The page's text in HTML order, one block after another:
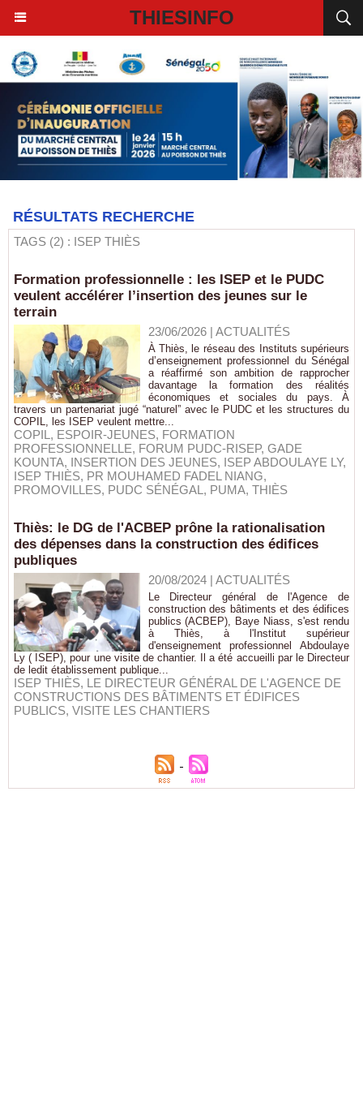
THIESINFO
RÉSULTATS RECHERCHE
TAGS (2) : ISEP THIÈS
Formation professionnelle : les ISEP et le PUDC
veulent accélérer l’insertion des jeunes sur le
terrain
23/06/2026| ACTUALITÉS
À Thiès, le réseau des Instituts supérieurs
d’enseignement professionnel du Sénégal
a réaffirmé son ambition de rapprocher
davantage la formation des réalités
économiques et sociales du pays. À
travers un partenariat jugé “naturel” avec le PUDC et les structures du
COPIL, les ISEP veulent mettre...
COPIL , ESPOIR-JEUNES, FORMATION
PROFESSIONNELLE, FORUM PUDC-RISEP, GADE
KOUNTA, INSERTION DES JEUNES, ISEP ABDOULAYE LY,
ISEP THIÈS, PR MOUHAMED FADEL NIANG,
PROMOVILLES, PUDC SÉNÉGAL , PUMA, THIÈS
Thiès: le DG de l'ACBEP prône la rationalisation
des dépenses dans la construction des édifices
publiques
20/08/2024| ACTUALITÉS
Le Directeur général de l'Agence de
construction des bâtiments et des édifices
publics (ACBEP), Baye Niass, s'est rendu
à Thiès, à l'Institut supérieur
d'enseignement professionnel Abdoulaye
Ly ( ISEP), pour une visite de chantier. Il a été accueilli par le Directeur
de ledit établissement publique...
ISEP THIÈS, LE DIRECTEUR GÉNÉRAL DE L'AGENCE DE
CONSTRUCTIONS DES BÂTIMENTS ET ÉDIFICES
PUBLICS, VISITE LES CHANTIERS